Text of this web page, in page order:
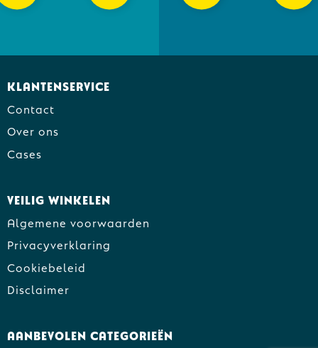
Klantenservice
Contact
Over ons
Cases
Veilig winkelen
Algemene voorwaarden
Privacyverklaring
Cookiebeleid
Disclaimer
Aanbevolen categorieën